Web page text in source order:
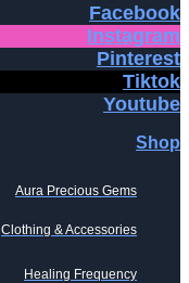
Facebook
Instagram
Pinterest
Tiktok
Youtube
Shop
Aura Precious Gems
Clothing & Accessories
Healing Frequency